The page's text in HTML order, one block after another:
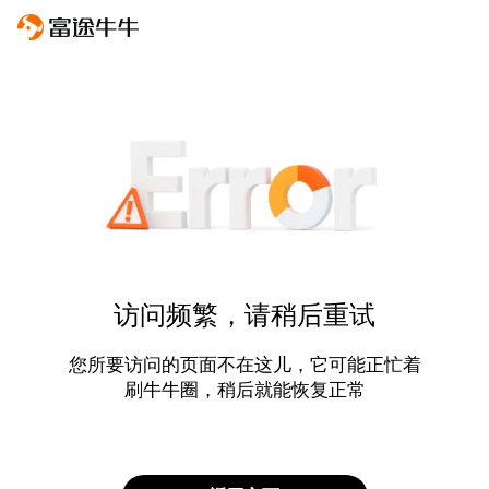
访问频繁，请稍后重试
您所要访问的页面不在这儿，它可能正忙着
刷牛牛圈，稍后就能恢复正常